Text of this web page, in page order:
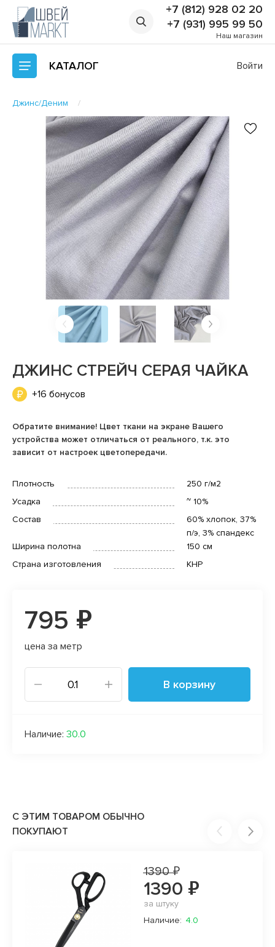
+7 (812) 928 02 20
+7 (931) 995 99 50
Наш магазин
КАТАЛОГ Войти
Джинс/Деним
ДЖИНС СТРЕЙЧ СЕРАЯ ЧАЙКА
+16 бонусов
Обратите внимание! Цвет ткани на экране Вашего
устройства может отличаться от реального, т.к. это
зависит от настроек цветопередачи.
Плотность
250 г/м2
Усадка
~ 10%
Состав
60% хлопок, 37%
п/э, 3% спандекс
Ширина полотна
150 см
Страна изготовления
КНР
795 ₽
цена за метр
В корзину
Наличие: 30.0
С ЭТИМ ТОВАРОМ ОБЫЧНО
ПОКУПАЮТ
1390 ₽
1390 ₽
за штуку
Наличие: 4.0